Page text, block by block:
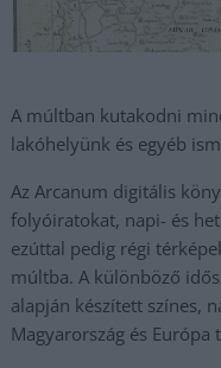
A múltban kutakodni
lakóhelyünk és egyéb
Az Arcanum digitális
folyóiratokat, napi- és
ezúttal pedig régi
múltba. A különböző
alapján készített színes,
Magyarország és